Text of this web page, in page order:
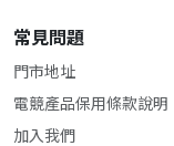
常見問題
門市地址
電競產品保用條款說明
加入我們